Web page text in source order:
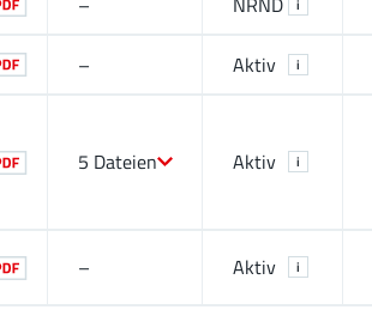
i
– Aktiv i
5 Dateien Aktiv i
– Aktiv i